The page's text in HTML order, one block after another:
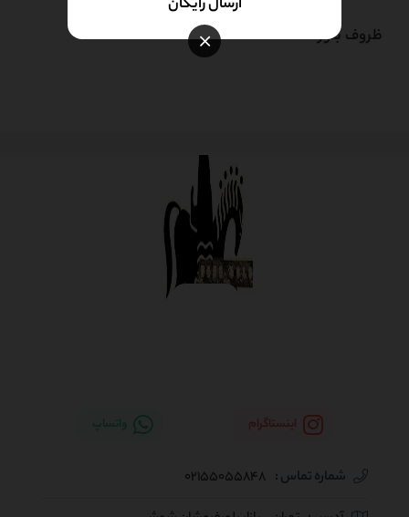
ظروف بلور
اینستاگرام واتساپ
شماره تماس : 02155055848